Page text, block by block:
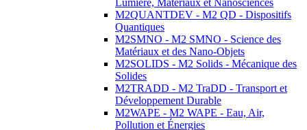
Lumière, Matériaux et Nanosciences
M2QUANTDEV - M2 QD - Dispositifs
Quantiques
M2SMNO - M2 SMNO - Science des
Matériaux et des Nano-Objets
M2SOLIDS - M2 Solids - Mécanique des
Solides
M2TRADD - M2 TraDD - Transport et
Développement Durable
M2WAPE - M2 WAPE - Eau, Air,
Pollution et Énergies